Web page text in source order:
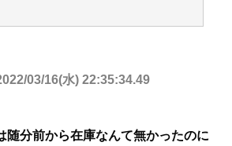
03/16(水) 22:35:34.49
随分前から在庫なんて無かったのに